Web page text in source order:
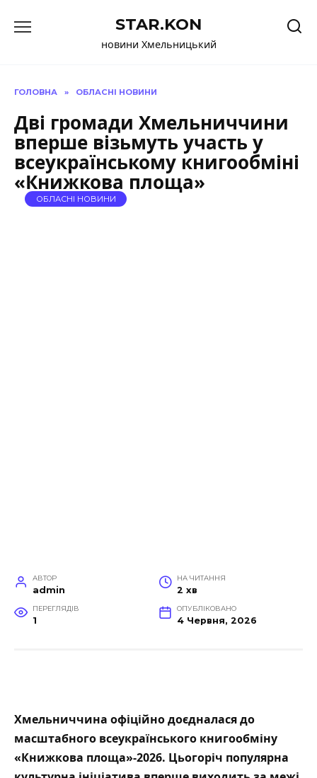
до
STAR.KON
новини Хмельницький
ГОЛОВНА » ОБЛАСНІ НОВИНИ
Дві громади Хмельниччини
вперше візьмуть участь у
всеукраїнському книгообміні
«Книжкова площа»
ОБЛАСНІ НОВИНИ
АВТОР
admin
НА ЧИТАННЯ
2 хв
ПЕРЕГЛЯДІВ
1
ОПУБЛІКОВАНО
4 Червня, 2026
Хмельниччина офіційно доєдналася до
масштабного всеукраїнського книгообміну
«Книжкова площа»-2026. Цьогоріч популярна